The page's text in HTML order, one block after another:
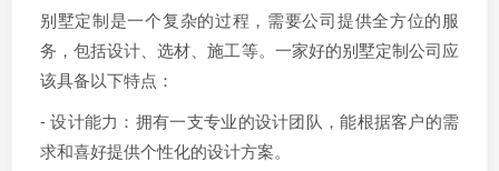
别墅定制是一个复杂的过程，需要公司提供全方位的服
务，包括设计、选材、施工等。一家好的别墅定制公司应
该具备以下特点：
- 设计能力：拥有一支专业的设计团队，能根据客户的需
求和喜好提供个性化的设计方案。